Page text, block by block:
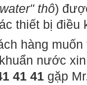
thô)
thiết bị điều
hàng
nước
41 41gặp